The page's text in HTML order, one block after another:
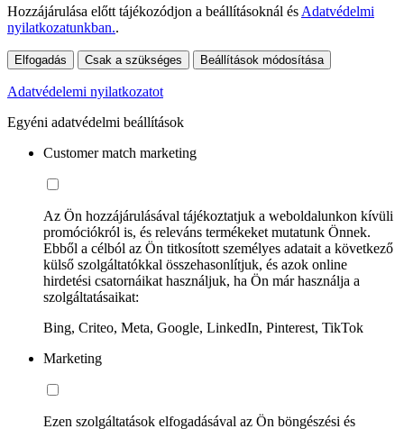
Hozzájárulása előtt tájékozódjon a beállításoknál és Adatvédelmi
nyilatkozatunkban..
Elfogadás Csak a szükséges Beállítások módosítása
Adatvédelemi nyilatkozatot
Egyéni adatvédelmi beállítások
Customer match marketing
Az Ön hozzájárulásával tájékoztatjuk a weboldalunkon kívüli
promóciókról is, és releváns termékeket mutatunk Önnek.
Ebből a célból az Ön titkosított személyes adatait a következő
külső szolgáltatókkal összehasonlítjuk, és azok online
hirdetési csatornáikat használjuk, ha Ön már használja a
szolgáltatásaikat:
Bing, Criteo, Meta, Google, LinkedIn, Pinterest, TikTok
Marketing
Ezen szolgáltatások elfogadásával az Ön böngészési és